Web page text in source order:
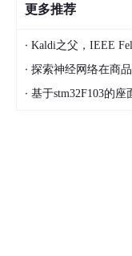
osition变量记录当前
元素个数为零，输出
更多推荐
· Kaldi之父，IEEE Fellow，小米首席
· 探索神经网络在商
· 基于stm32F103的座